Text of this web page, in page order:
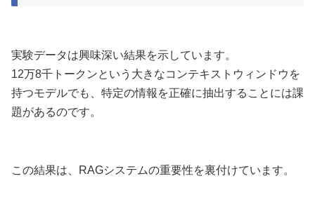
実験データは興味深い結果を示しています。
12万8千トークンという大きなコンテキストウィンドウを
持つモデルでも、特定の情報を正確に抽出することには課
題があるのです。
この結果は、RAGシステムの重要性を裏付けています。